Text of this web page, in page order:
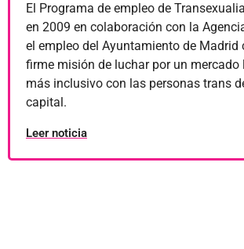
El Programa de empleo de
en 2009 en colaboración con la
el empleo del Ayuntamiento de Madrid
firme misión de luchar por un mercado
más inclusivo con las personas trans
capital.
Leer noticia